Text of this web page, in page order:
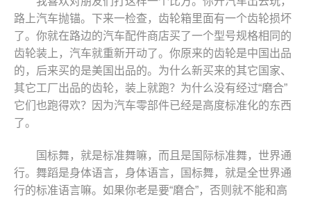
路上汽车抛锚。下来一检查，齿轮箱里面有一个齿轮损坏
了。你就在路边的汽车配件商店买了一个型号规格相同的
齿轮装上，汽车就重新开动了。你原来的齿轮是中国出品
的，后来买的是美国出品的。为什么新买来的其它国家、
其它工厂出品的齿轮，装上就跑？为什么没有经过“磨合”
它们也跑得欢？因为汽车零部件已经是高度标准化的东西
了。
国标舞，就是标准舞嘛，而且是国际标准舞，世界通
行。舞蹈是身体语言，身体语言，国标舞，就是全世界通
行的标准语言嘛。如果你老是要“磨合”，否则就不能和高